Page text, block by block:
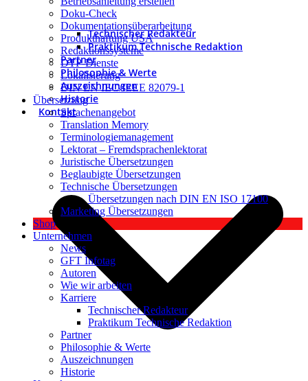
Technischer Redakteur
Praktikum Technische Redaktion
Partner
Philosophie & Werte
Auszeichnungen
Historie
Kontakt
Doku-Check
Dokumentationsüberarbeitung
Produkthaftung USA
Redaktionssysteme
DTP-Dienste
Lokalisierung
DIN EN IEC/IEEE 82079-1
Übersetzung
Sprachenangebot
Translation Memory
Terminologiemanagement
Lektorat – Fremdsprachenlektorat
Juristische Übersetzungen
Beglaubigte Übersetzungen
Technische Übersetzungen
Übersetzungen nach DIN EN ISO 17100
Marketing Übersetzungen
Shop
Unternehmen
News
GFT Infotag
Autoren
Wie wir arbeiten
Karriere
Technischer Redakteur
Praktikum Technische Redaktion
Partner
Philosophie & Werte
Auszeichnungen
Historie